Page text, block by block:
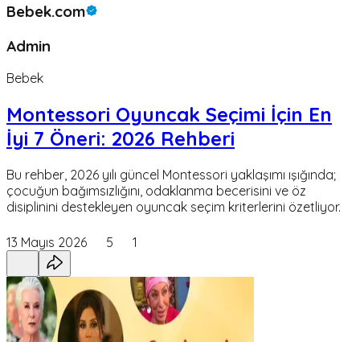
Bebek.com
Admin
Bebek
Montessori Oyuncak Seçimi İçin En
İyi 7 Öneri: 2026 Rehberi
Bu rehber, 2026 yılı güncel Montessori yaklaşımı ışığında;
çocuğun bağımsızlığını, odaklanma becerisini ve öz
disiplinini destekleyen oyuncak seçim kriterlerini özetliyor.
13 Mayıs 2026 5 1